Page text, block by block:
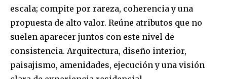
escala; compite por rareza, coherencia y una
propuesta de alto valor. Reúne atributos que no
suelen aparecer juntos con este nivel de
consistencia. Arquitectura, diseño interior,
paisajismo, amenidades, ejecución y una visión